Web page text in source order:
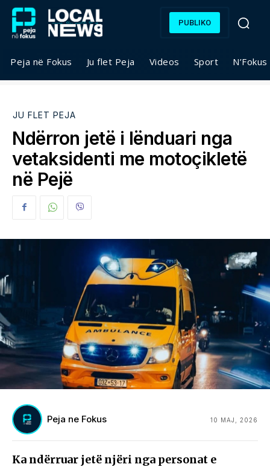
PUBLIKO
Peja në Fokus Ju flet Peja Videos Sport
JU FLET PEJA
Ndërron jetë i lënduari nga
vetaksidenti me motoçikletë
në Pejë
Peja ne Fokus 10 MAJ, 2026
Ka ndërruar jetë njëri nga personat e